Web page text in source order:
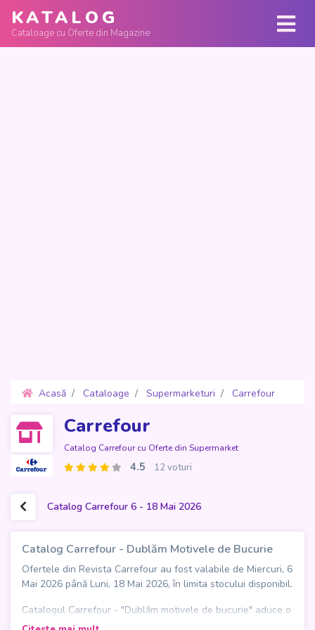
KATALOG
Cataloage cu Oferte din Magazine
Acasă Cataloage Supermarketuri
Carrefour
Carrefour
Catalog Carrefour cu Oferte din Supermarket
4.5 12 voturi
Catalog Carrefour 6 - 18 Mai 2026
Catalog Carrefour - Dublăm Motivele de Bucurie
Ofertele din Revista Carrefour au fost valabile de Miercuri, 6
Mai 2026 până Luni, 18 Mai 2026, în limita stocului disponibil.
Catalogul Carrefour - "Dublăm motivele de bucurie" aduce o
ediție impresionantă de 67 de pagini, plină de promoții